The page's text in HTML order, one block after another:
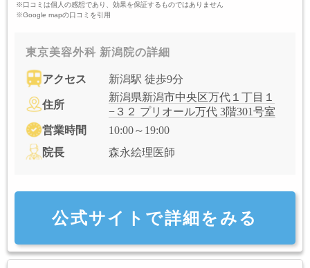
※口コミは個人の感想であり、効果を保証するものではありません
※Google mapの口コミを引用
東京美容外科 新潟院の詳細
アクセス 新潟駅 徒歩9分
住所
新潟県新潟市中央区万代１丁目１
−３２ プリオール万代 3階301号室
営業時間
10:00～19:00
院長
森永絵理医師
公式サイトで詳細をみる